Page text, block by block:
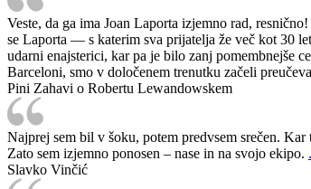
Veste, da ga ima Joan Laporta izjemno rad,
se Laporta — s katerim sva prijatelja že več kot 30
udarni enajsterici, kar pa je bilo zanj pomembnejše
Barceloni, smo v določenem trenutku začeli
Pini Zahavi o Robertu Lewandowskem
Najprej sem bil v šoku, potem predvsem srečen.
Zato sem izjemno ponosen – nase in na svojo ekipo.
Slavko Vinčić